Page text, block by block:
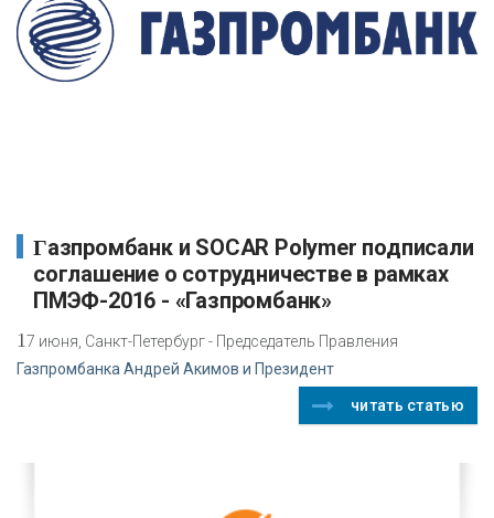
Газпромбанк и SOCAR Polymer подписали
соглашение о сотрудничестве в рамках
ПМЭФ-2016 - «Газпромбанк»
17 июня, Санкт-Петербург - Председатель Правления
Газпромбанка Андрей Акимов и Президент
читать статью